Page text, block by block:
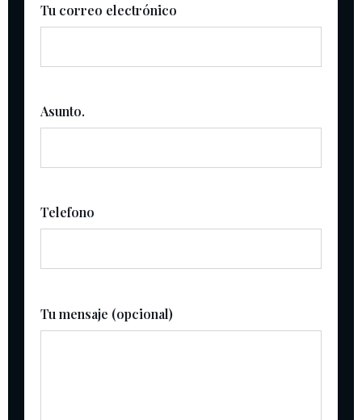
Tu correo electrónico
Asunto.
Telefono
Tu mensaje (opcional)